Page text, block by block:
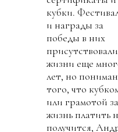
кубки.
и награды за
победы в них
жизни еще
лет, но
того, что
или грамотой за
жизнь платить
получится,